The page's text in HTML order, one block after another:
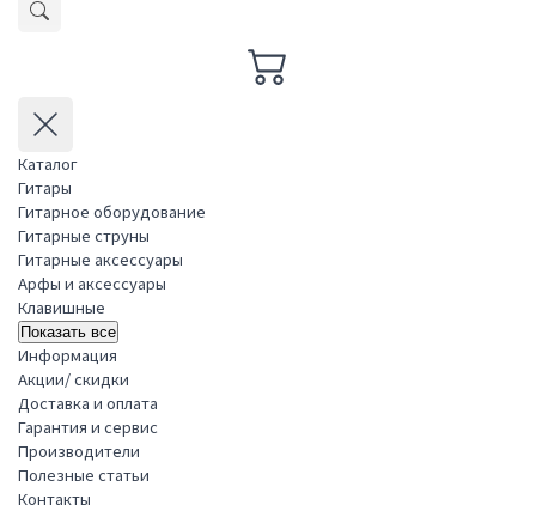
Каталог
Гитары
Гитарное оборудование
Гитарные струны
Гитарные аксессуары
Арфы и аксессуары
Клавишные
Показать все
Информация
Акции/ скидки
Доставка и оплата
Гарантия и сервис
Производители
Полезные статьи
Контакты